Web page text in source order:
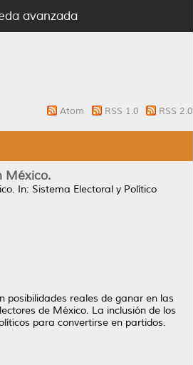
avanzada
Atom RSS 1.0 RSS 2.0
México.
In: Sistema Electoral y Político
posibilidades reales de ganar en las
de México. La inclusión de los
para convertirse en partidos.